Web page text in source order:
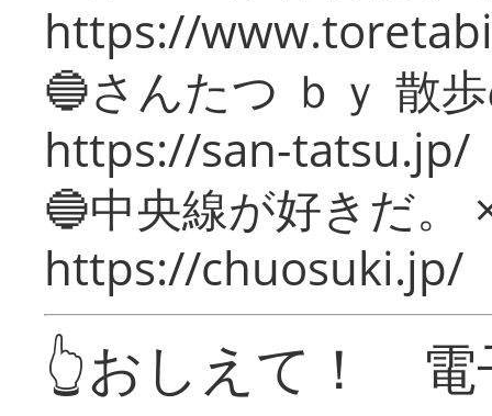
https://
🔵さんたつ ｂｙ 散
https://san-tatsu.jp/
🔵中央線が好きだ。
https://chuosuki.jp/
👆おしえて！ 電